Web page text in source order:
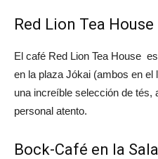
Red Lion Tea House
El café Red Lion Tea House
en la plaza Jókai (ambos en el
una increíble selección de tés,
personal atento.
Bock-Café en la